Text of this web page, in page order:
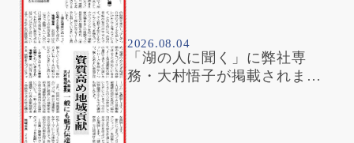
2026.08.04
「湖の人に聞く」に弊社専
務・大村悟子が掲載されまし